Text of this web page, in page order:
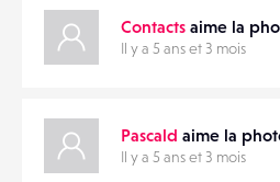
Contacts aime la
Il y a 5 ans et 3 mois
Pascald aime la
Il y a 5 ans et 3 mois